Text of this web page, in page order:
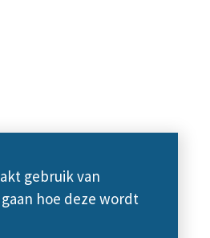
gebruik van
hoe deze wordt